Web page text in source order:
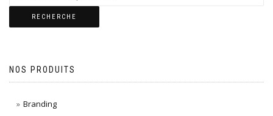
RECHERCHE
NOS PRODUITS
Branding